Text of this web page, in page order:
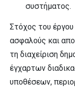
συστήματος.
Στόχος του έργου
ασφαλούς και
τη διαχείριση
έγχαρτων
υποθέσεων,